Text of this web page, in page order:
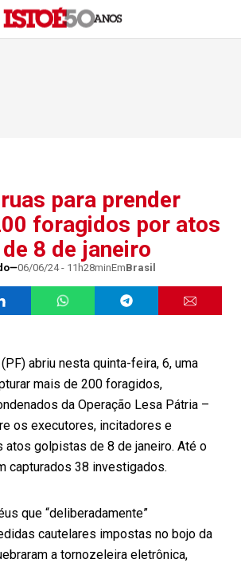
para prender
foragidos por atos
8 de janeiro
06/06/24 - 11h28minEmBrasil
abriu nesta quinta-feira, 6, uma
mais de 200 foragidos,
da Operação Lesa Pátria –
os executores, incitadores e
atos golpistas de 8 de janeiro. Até o
capturados 38 investigados.
que “deliberadamente”
cautelares impostas no bojo da
a tornozeleira eletrônica,